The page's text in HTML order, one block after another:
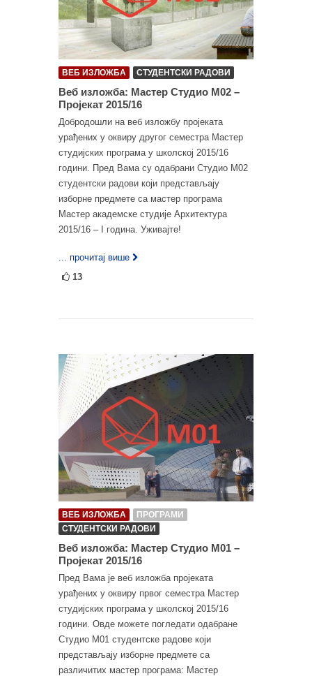
ВЕБ ИЗЛОЖБА СТУДЕНТСКИ РАДОВИ
Веб изложба: Мастер Студио М02 –
Пројекат 2015/16
Добродошли на веб изложбу пројеката
урађених у оквиру другог семестра Мастер
студијских програма у школској 2015/16
години. Пред Вама су одабрани Студио М02
студентски радови који представљају
изборне предмете са мастер програма
Мастер академске студије Архитектура
2015/16 – I година. Уживајте!
... прочитај више
13
ВЕБ ИЗЛОЖБА
ПРОГРАМИ
СТУДЕНТСКИ РАДОВИ
Веб изложба: Мастер Студио М01 –
Пројекат 2015/16
Пред Вама је веб изложба пројеката
урађених у оквиру првог семестра Мастер
студијских програма у школској 2015/16
години. Овде можете погледати одабране
Студио М01 студентске радове који
представљају изборне предмете са
различитих мастер програма: Мастер